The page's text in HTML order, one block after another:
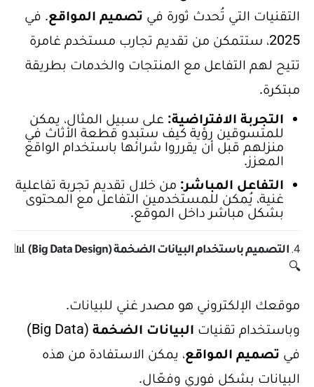
التقنيات التي تُحدث ثورة في تصميم المواقع. في
2025، ستتمكن من تقديم تجارب مستخدم غامرة
تتيح لهم التفاعل مع المنتجات والخدمات بطريقة
مبتكرة.
التجربة الافتراضية: على سبيل المثال، يمكن
للمتسوقين رؤية كيف ستبدو قطعة الأثاث في
منزلهم قبل أن يقرروا شرائها باستخدام الواقع
المعزز.
التفاعل المباشر: من خلال تقديم تجربة تفاعلية
غنية، يُمكن للمستخدمين التفاعل مع المحتوى
بشكل مباشر داخل الموقع.
4. التصميم باستخدام البيانات الضخمة (Big Data Design)
📊
🔍
موقعك الإلكتروني هو مصدر غني للبيانات.
وباستخدام تقنيات البيانات الضخمة
(Big Data)
في تصميم المواقع، يمكن الاستفادة من هذه
البيانات بشكل فوري وفعّال.